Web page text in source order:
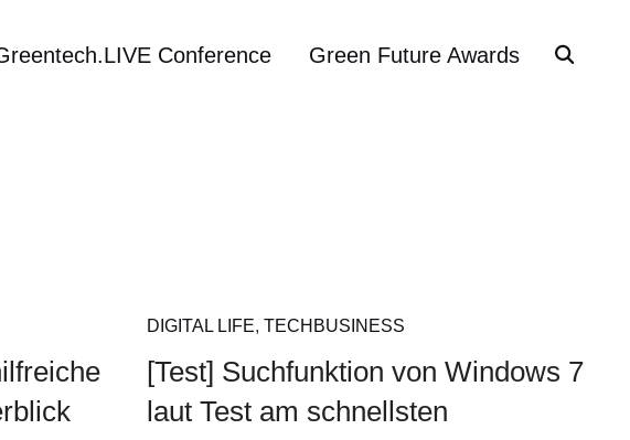
Conference Green Future Awards
DIGITAL LIFE, TECHBUSINESS
[Test] Suchfunktion von Windows 7
laut Test am schnellsten